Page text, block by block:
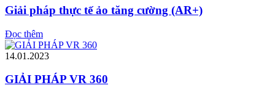
Giải pháp thực tế ảo tăng cường (AR+)
Đọc thêm
14.01.2023
GIẢI PHÁP VR 360